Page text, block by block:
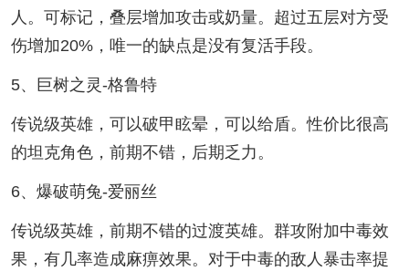
人。可标记，叠层增加攻击或奶量。超过五层对方受
伤增加20%，唯一的缺点是没有复活手段。
5、巨树之灵-格鲁特
传说级英雄，可以破甲眩晕，可以给盾。性价比很高
的坦克角色，前期不错，后期乏力。
6、爆破萌兔-爱丽丝
传说级英雄，前期不错的过渡英雄。群攻附加中毒效
果，有几率造成麻痹效果。对于中毒的敌人暴击率提